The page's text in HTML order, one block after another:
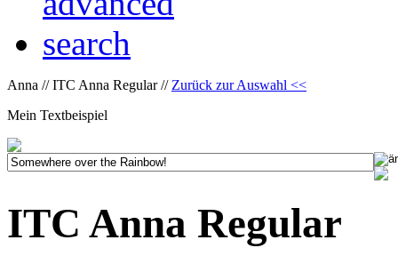
Anna // ITC Anna Regular // Zurück zur Auswahl <<
Mein Textbeispiel
ITC Anna Regular